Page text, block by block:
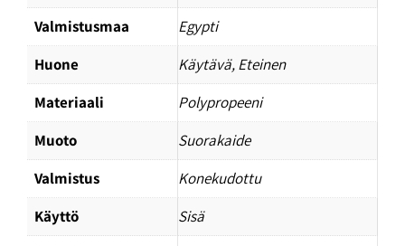
Valmistusmaa
Egypti
Huone
Käytävä, Eteinen
Materiaali
Polypropeeni
Muoto
Suorakaide
Valmistus
Konekudottu
Käyttö
Sisä